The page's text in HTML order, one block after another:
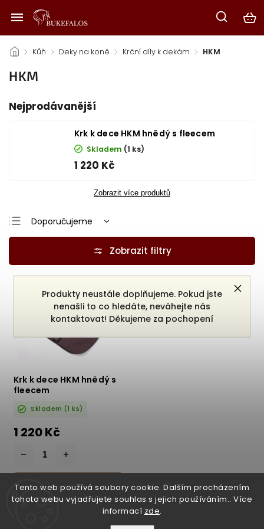
Tento web používá soubory cookie. Dalším procházením
tohoto webu vyjadřujete souhlas s jejich používáním.. Více
informací zde.
Produkty neustále doplňujeme. Pokud jste
nenašli to co hledáte, neváhejte nás
kontaktovat! Děkujeme za pochopení
/ Kůň / Deky na koně / Krční díly k dekám / HKM
HKM
Nejprodávanější
Krk k dece HKM hnědý s fleecem
Skladem (1 ks)
1 220 Kč
Zobrazit více produktů
Doporučujeme
Nejlevnější
Nejprodávanější
Abecedně
Krk k dece HKM hnědý s
fleecem
Skladem (1 ks)
1 220 Kč
DO KOŠÍKU